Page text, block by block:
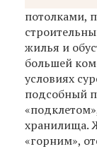
потолками,
жилья и
большей
условиях
подсобный
хранилища.
«горним»,